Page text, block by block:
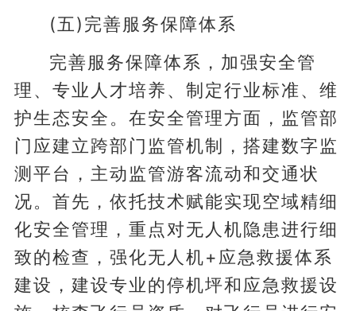
(五)完善服务保障体系
完善服务保障体系，加强安全管
理、专业人才培养、制定行业标准、维
护生态安全。在安全管理方面，监管部
门应建立跨部门监管机制，搭建数字监
测平台，主动监管游客流动和交通状
况。首先，依托技术赋能实现空域精细
化安全管理，重点对无人机隐患进行细
致的检查，强化无人机+应急救援体系
建设，建设专业的停机坪和应急救援设